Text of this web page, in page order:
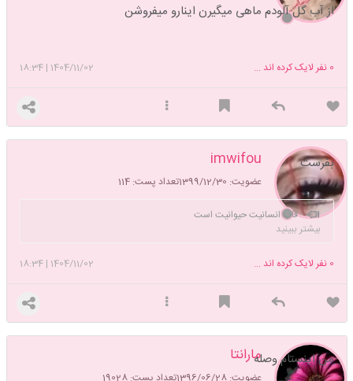
از آب گل آلودم ماهی میگیرن اینارو میفروشن
1404/11/02
|
18:34 0 نفر لایک کرده اند ...
imwifou
عضویت: 1399/12/30 تعداد پست: 114
بفرست
قاب انسانیت حیوانیت است
بیشتر ببینید
1404/11/02
|
18:34 0 نفر لایک کرده اند ...
مارانتا
عضویت: 1396/06/28 تعداد پست: 19028
من اینستام وصله